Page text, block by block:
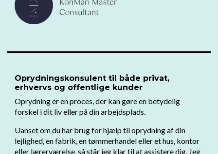
Oprydningskonsulent til både privat,
erhvervs og offentlige kunder
Oprydning er en proces, der kan gøre en betydelig
forskel i dit liv eller på din arbejdsplads.
Uanset om du har brug for hjælp til oprydning af din
lejlighed, en fabrik, en tømmerhandel eller et hus, kontor
eller lærerværelse, så står jeg klar til at assistere dig. Jeg